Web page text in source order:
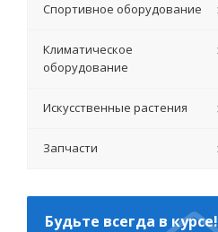
Спортивное оборудование
Климатическое
оборудование
Искусственные растения
Запчасти
Будьте всегда в курсе!